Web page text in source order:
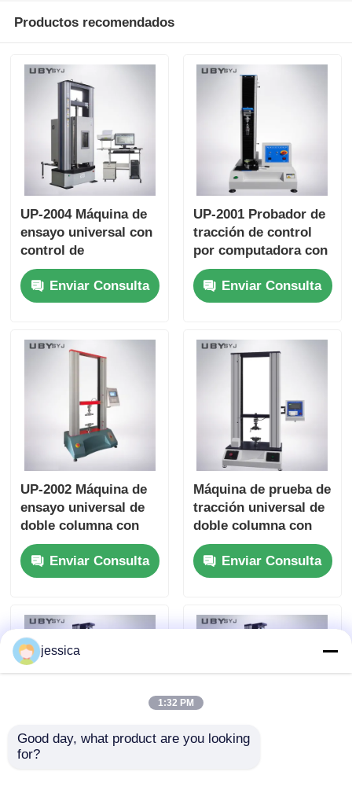
Productos recomendados
UP-2004 Máquina de
ensayo universal con
control de
temperatura
inteligente PID para
ensayos de
tracción que cumplen
con las normas ISO
fuerza máxima de
Enviar Consulta
UP-2001 Probador de
tracción de control
por computadora con
grado de precisión de
0,5 y espacio de
prueba efectivo de
de vestir
Enviar Consulta
UP-2002 Máquina de
ensayo universal de
doble columna con
pantalla táctil de alta
precisión ± 0,5% de
precisión para
resistencia a la
tracción
Enviar Consulta
Máquina de prueba de
tracción universal de
doble columna con
control de pantalla
táctil y accesorios
intercambiables
Enviar Consulta
jessica
1:32 PM
Good day, what product are you looking
for?